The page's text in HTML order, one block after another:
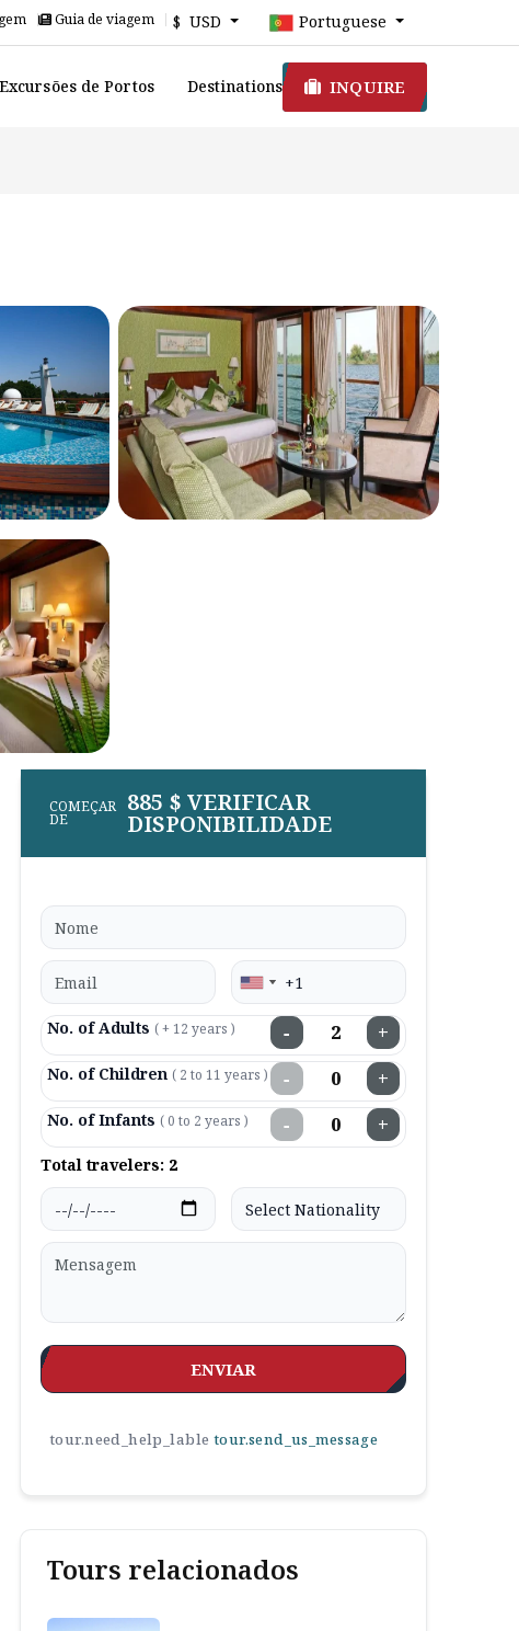
Guia de viagem $ USD Portuguese
Excursões de Portos Destinations INQUIRE
COMEÇAR
DE
885 $ VERIFICAR
DISPONIBILIDADE
No. of Adults ( + 12 years ) − +
No. of Children ( 2 to 11 years ) − +
No. of Infants ( 0 to 2 years ) − +
Total travelers: 2
ENVIAR
tour.need_help_lable tour.send_us_message
Tours relacionados